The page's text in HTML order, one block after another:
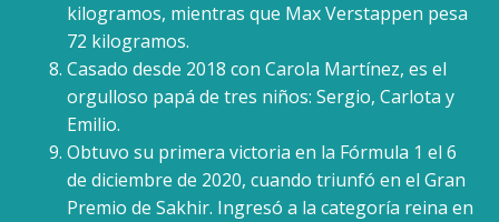
kilogramos, mientras que Max Verstappen pesa
72 kilogramos.
Casado desde 2018 con Carola Martínez, es el
orgulloso papá de tres niños: Sergio, Carlota y
Emilio.
Obtuvo su primera victoria en la Fórmula 1 el 6
de diciembre de 2020, cuando triunfó en el Gran
Premio de Sakhir. Ingresó a la categoría reina en